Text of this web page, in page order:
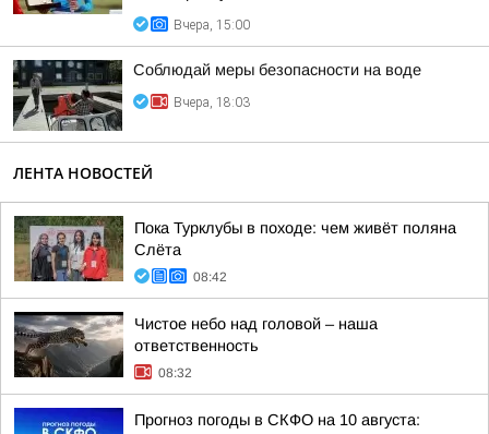
Вчера, 15:00
Соблюдай меры безопасности на воде
Вчера, 18:03
ЛЕНТА НОВОСТЕЙ
Пока Турклубы в походе: чем живёт поляна
Слёта
08:42
Чистое небо над головой – наша
ответственность
08:32
Прогноз погоды в СКФО на 10 августа: